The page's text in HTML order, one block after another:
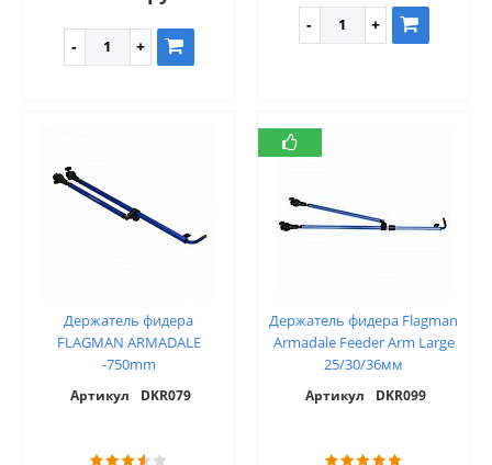
Держатель фидера
FLAGMAN ARMADALE
-750mm
Артикул DKR079
Держатель фидера Flagman
Armadale Feeder Arm Large
25/30/36мм
Артикул DKR099